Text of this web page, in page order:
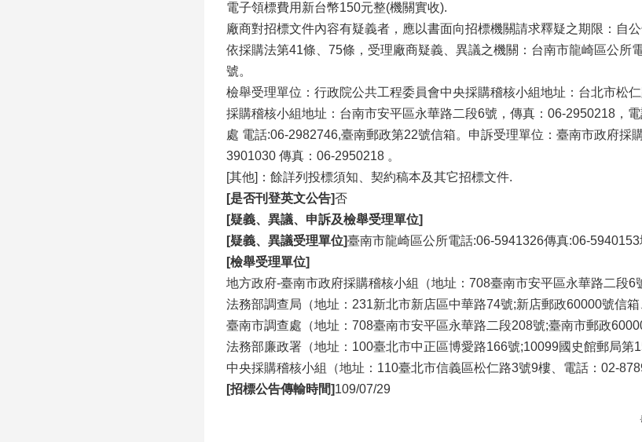
電子領標費用新台幣150元整(機關實收).
廠商對招標文件內容有疑義者，應以書面向招標機關請求釋疑之期限：自
依採購法第41條、75條，受理廠商疑義、異議之機關：台南市龍崎區公
號。
檢舉受理單位：行政院公共工程委員會中央採購稽核小組地址：台北市松
採購稽核小組地址：台南市安平區永華路二段6號，傳真：06-2950218，
處 電話:06-2982746,臺南郵政第22號信箱。申訴受理單位：臺南市政府
3901030 傳真：06-2950218 。
[其他]：餘詳列投標須知、契約稿本及其它招標文件.
[是否刊登英文公告]否
[疑義、異議、申訴及檢舉受理單位]
[疑義、異議受理單位]臺南市龍崎區公所電話:06-5941326傳真:06-
[檢舉受理單位]
地方政府-臺南市政府採購稽核小組（地址：708臺南市安平區永華路二段6
法務部調查局（地址：231新北市新店區中華路74號;新店郵政60000號信
臺南市調查處（地址：708臺南市安平區永華路二段208號;臺南市郵政
法務部廉政署（地址：100臺北市中正區博愛路166號;10099國史館郵局第
中央採購稽核小組（地址：110臺北市信義區松仁路3號9樓、電話：02-
[招標公告傳輸時間]109/07/29